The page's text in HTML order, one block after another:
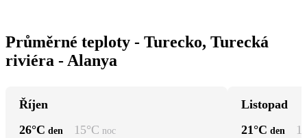
Průměrné teploty - Turecko, Turecká
riviéra - Alanya
Říjen
26°C den 15°C noc
Listopad
21°C den 11